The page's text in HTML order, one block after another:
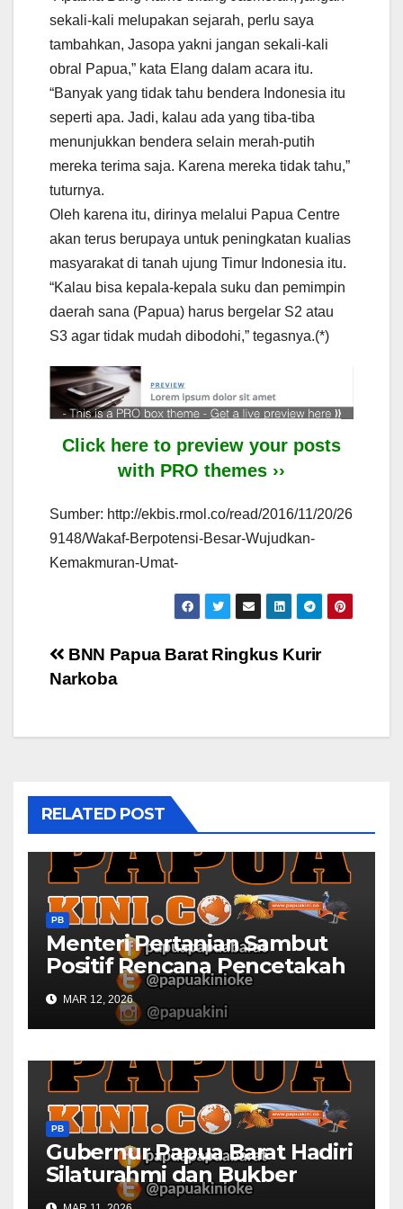
sekali-kali melupakan sejarah, perlu saya
tambahkan, Jasopa yakni jangan sekali-kali
obral Papua,” kata Elang dalam acara itu.
“Banyak yang tidak tahu bendera Indonesia itu
seperti apa. Jadi, kalau ada yang tiba-tiba
menunjukkan bendera selain merah-putih
mereka terima saja. Karena mereka tidak tahu,”
tuturnya.
Oleh karena itu, dirinya melalui Papua Centre
akan terus berupaya untuk peningkatan kualias
masyarakat di tanah ujung Timur Indonesia itu.
“Kalau bisa kepala-kepala suku dan pemimpin
daerah sana (Papua) harus bergelar S2 atau
S3 agar tidak mudah dibodohi,” tegasnya.(*)
Click here to preview your posts
with PRO themes ››
Sumber: http://ekbis.rmol.co/read/2016/11/20/26
9148/Wakaf-Berpotensi-Besar-Wujudkan-
Kemakmuran-Umat-
Post
BNN Papua Barat Ringkus Kurir
Narkoba
RELATED POST
PB
Menteri Pertanian Sambut
Positif Rencana Pencetakah
Sawah dan Ladang di Papua
Barat
MAR 12, 2026
PB
Gubernur Papua Barat Hadiri
Silaturahmi dan Bukber
Bersama DPR RI dan